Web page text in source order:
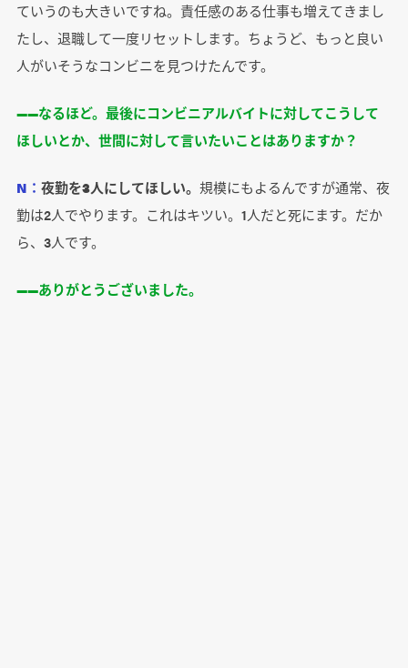
ていうのも大きいですね。責任感のある仕事も増えてきまし
たし、退職して一度リセットします。ちょうど、もっと良い
人がいそうなコンビニを見つけたんです。
――なるほど。最後にコンビニアルバイトに対してこうして
ほしいとか、世間に対して言いたいことはありますか？
N： 夜勤を3人にしてほしい。 規模にもよるんですが通常、夜
勤は2人でやります。これはキツい。1人だと死にます。だか
ら、3人です。
――ありがとうございました。